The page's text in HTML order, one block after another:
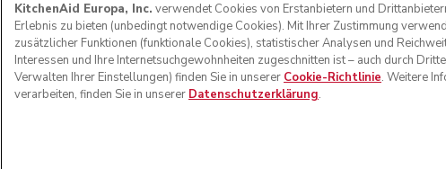
© KitchenAid 2026 - Alle Rechte vorbehalten.
KitchenAid Europa, Inc. verwendet Cookies von Erstanbietern und
Erlebnis zu bieten (unbedingt notwendige Cookies). Mit Ihrer Zustimmung
zusätzlicher Funktionen (funktionale Cookies), statistischer Analysen und
Interessen und Ihre Internetsuchgewohnheiten zugeschnitten ist – auch durch
Verwalten Ihrer Einstellungen) finden Sie in unserer Cookie-Richtlinie. Weitere
verarbeiten, finden Sie in unserer Datenschutzerklärung.